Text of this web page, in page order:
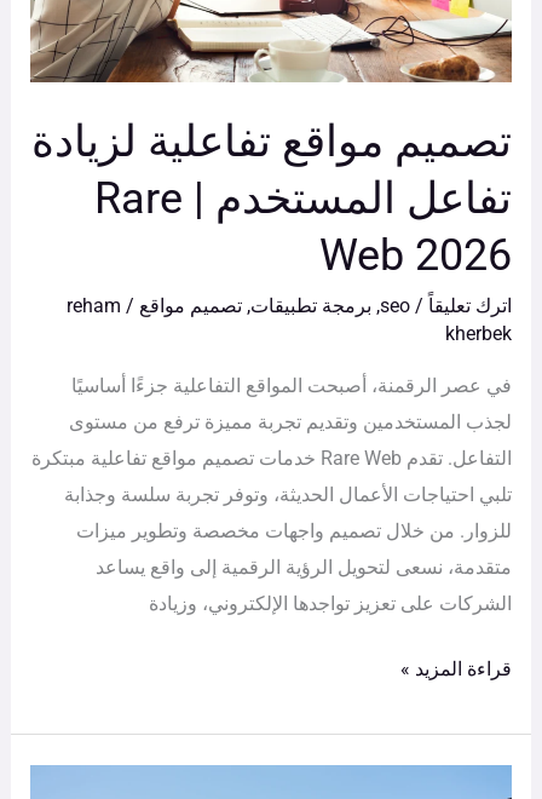
تصميم مواقع تفاعلية لزيادة
تفاعل المستخدم | Rare
Web 2026
اترك تعليقاً /
seo
, برمجة تطبيقات,تصميم مواقع /
reham
kherbek
في عصر الرقمنة، أصبحت المواقع التفاعلية جزءًا أساسيًا
لجذب المستخدمين وتقديم تجربة مميزة ترفع من مستوى
التفاعل. تقدم Rare Web خدمات تصميم مواقع تفاعلية مبتكرة
تلبي احتياجات الأعمال الحديثة، وتوفر تجربة سلسة وجذابة
للزوار. من خلال تصميم واجهات مخصصة وتطوير ميزات
متقدمة، نسعى لتحويل الرؤية الرقمية إلى واقع يساعد
الشركات على تعزيز تواجدها الإلكتروني، وزيادة
Rare
Web
2026
قراءة المزيد »